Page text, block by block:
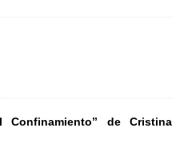
Confinamiento” de Cristina